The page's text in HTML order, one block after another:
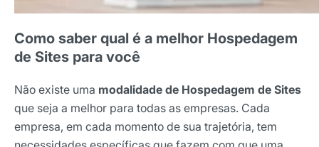
Como saber qual é a melhor Hospedagem
de Sites para você
Não existe uma modalidade de Hospedagem de Sites
que seja a melhor para todas as empresas. Cada
empresa, em cada momento de sua trajetória, tem